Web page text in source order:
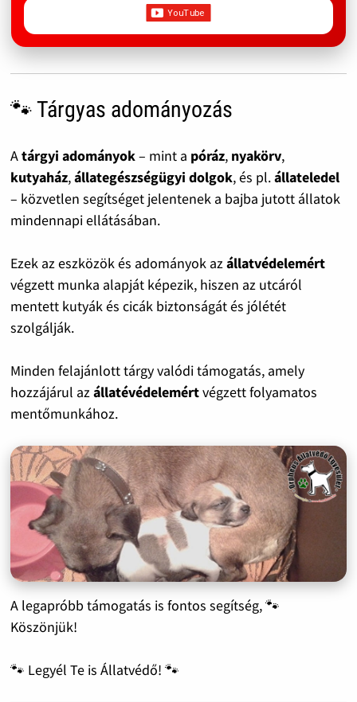
🐾 Tárgyas adományozás
Atárgyi adományok– mint a póráz, nyakörv,
kutyaház,állategészségügyi dolgok, és pl.állateledel
– közvetlen segítséget jelentenek a bajba jutott állatok
mindennapi ellátásában.
Ezek az eszközök és adományok azállatvédelemért
végzett munka alapját képezik, hiszen az utcáról
mentett kutyák és cicák biztonságát és jólétét
szolgálják.
Minden felajánlott tárgy valódi támogatás, amely
hozzájárul azállatévédelemértvégzett folyamatos
mentőmunkához.
A legapróbb támogatás is fontos segítség, 🐾
Köszönjük!
🐾 Legyél Te is Állatvédő! 🐾